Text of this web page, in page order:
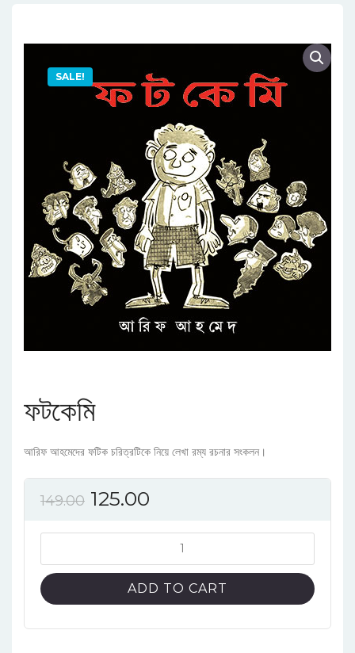
SALE!
ফটকেমি
আরিফ আহমেদের ফটিক চরিত্রটিকে নিয়ে লেখা রম্য রচনার সংকলন।
149.00 125.00
quantity
ADD TO CART